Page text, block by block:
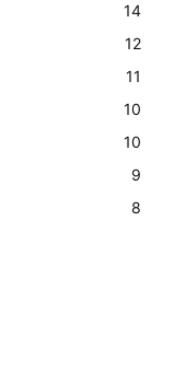
14
12
11
10
10
9
8